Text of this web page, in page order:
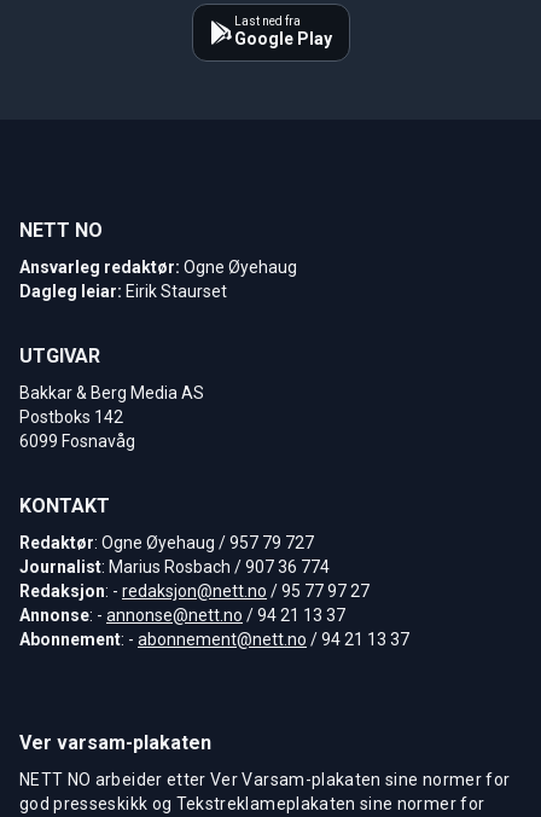
Last ned fra
Google Play
NETT NO
Ansvarleg redaktør: Ogne Øyehaug
Dagleg leiar: Eirik Staurset
UTGIVAR
Bakkar & Berg Media AS
Postboks 142
6099 Fosnavåg
KONTAKT
Redaktør: Ogne Øyehaug / 957 79 727
Journalist: Marius Rosbach / 907 36 774
Redaksjon: - redaksjon@nett.no / 95 77 97 27
Annonse: - annonse@nett.no / 94 21 13 37
Abonnement: - abonnement@nett.no / 94 21 13 37
Ver varsam-plakaten
NETT NO arbeider etter Ver Varsam-plakaten sine normer for
god presseskikk og Tekstreklameplakaten sine normer for